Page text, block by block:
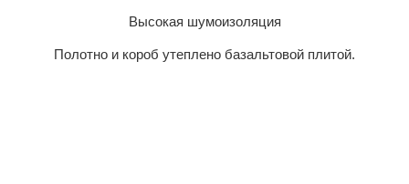
Высокая шумоизоляция
Полотно и короб утеплено базальтовой плитой.